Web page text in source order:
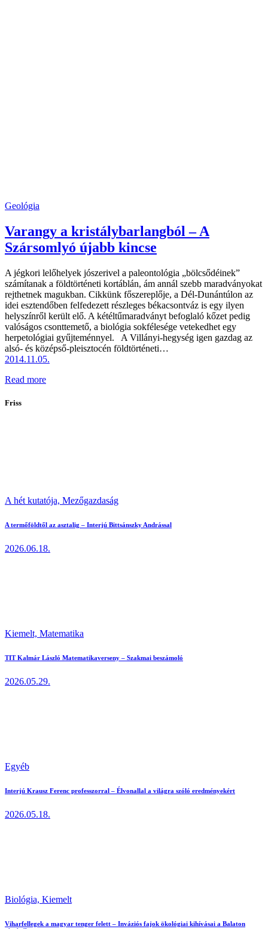
Geológia
Varangy a kristálybarlangból – A
Szársomlyó újabb kincse
A jégkori lelőhelyek jószerivel a paleontológia „bölcsődéinek”
számítanak a földtörténeti kortáblán, ám annál szebb maradványokat
rejthetnek magukban. Cikkünk főszereplője, a Dél-Dunántúlon az
idei esztendőben felfedezett részleges békacsontváz is egy ilyen
helyszínről került elő. A kétéltűmaradványt befoglaló kőzet pedig
valóságos csonttemető, a biológia sokfélesége vetekedhet egy
herpetológiai gyűjteménnyel. A Villányi-hegység igen gazdag az
alsó- és középső-pleisztocén földtörténeti…
2014.11.05.
Read more
Friss
A hét kutatója, Mezőgazdaság
A termőföldtől az asztalig – Interjú Bittsánszky Andrással
2026.06.18.
Kiemelt, Matematika
TIT Kalmár László Matematikaverseny – Szakmai beszámoló
2026.05.29.
Egyéb
Interjú Krausz Ferenc professzorral – Élvonallal a világra szóló eredményekért
2026.05.18.
Biológia, Kiemelt
Viharfellegek a magyar tenger felett – Inváziós fajok ökológiai kihívásai a Balaton